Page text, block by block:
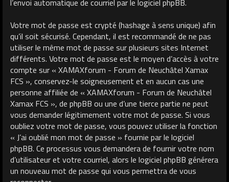
Votre mot de passe est crypté (hashage à sens unique) afin
qu’il soit sécurisé. Cependant, il est recommandé de ne pas
utiliser le même mot de passe sur plusieurs sites Internet
différents. Votre mot de passe est le moyen d’accès à votre
compte sur « XAMAXforum - Forum de Neuchâtel Xamax
FCS », conservez-le soigneusement et en aucun cas une
personne affiliée de « XAMAXforum - Forum de Neuchâtel
Xamax FCS », de phpBB ou une d’une tierce partie ne peut
vous demander légitimement votre mot de passe. Si vous
oubliez votre mot de passe, vous pouvez utiliser la fonction
« J’ai oublié mon mot de passe » fournie par le logiciel
phpBB. Ce processus vous demandera de fournir votre nom
d’utilisateur et votre courriel, alors le logiciel phpBB générera
un nouveau mot de passe qui vous permettra de vous